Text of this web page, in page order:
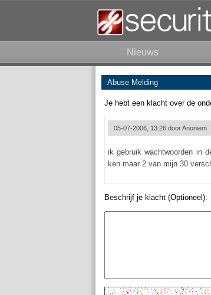
Nieuws
Abuse Melding
Je hebt een klacht over de
05-07-2006, 13:26 doorAnoniem
ik gebruik wachtwoorden in
ken maar 2 van mijn 30
Beschrijf je klacht (Optioneel):